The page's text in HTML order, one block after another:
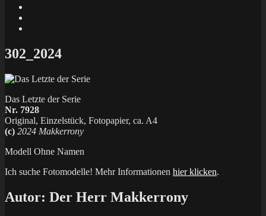
X
302_2024
Das Letzte der Serie
Nr. 7928
Original, Einzelstück, Fotopapier, ca. A4
(c) 2024 Makkerrony
Modell Ohne Namen
Ich suche Fotomodelle! Mehr Informationen hier klicken.
Autor: Der Herr Makkerrony